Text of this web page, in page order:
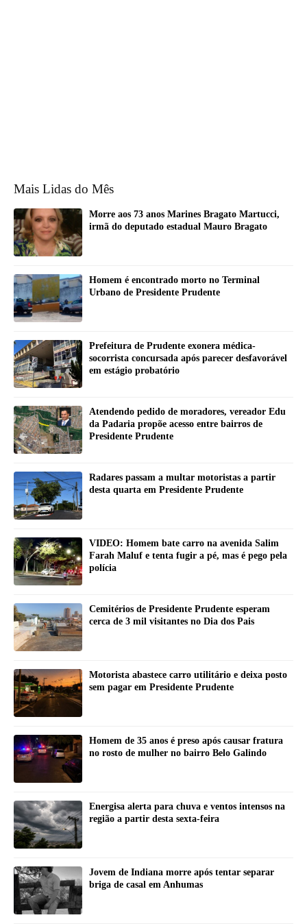
Mais Lidas do Mês
Morre aos 73 anos Marines Bragato Martucci,
irmã do deputado estadual Mauro Bragato
Homem é encontrado morto no Terminal
Urbano de Presidente Prudente
Prefeitura de Prudente exonera médica-
socorrista concursada após parecer desfavorável
em estágio probatório
Atendendo pedido de moradores, vereador Edu
da Padaria propõe acesso entre bairros de
Presidente Prudente
Radares passam a multar motoristas a partir
desta quarta em Presidente Prudente
VIDEO: Homem bate carro na avenida Salim
Farah Maluf e tenta fugir a pé, mas é pego pela
polícia
Cemitérios de Presidente Prudente esperam
cerca de 3 mil visitantes no Dia dos Pais
Motorista abastece carro utilitário e deixa posto
sem pagar em Presidente Prudente
Homem de 35 anos é preso após causar fratura
no rosto de mulher no bairro Belo Galindo
Energisa alerta para chuva e ventos intensos na
região a partir desta sexta-feira
Jovem de Indiana morre após tentar separar
briga de casal em Anhumas